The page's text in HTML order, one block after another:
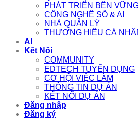
PHÁT TRIỂN BỀN
CÔNG NGHỆ SỐ & AI
NHÀ QUẢN LÝ
THƯƠNG HIỆU CÁ
AI
Kết Nối
COMMUNITY
EDTECH TUYỂN DỤNG
CƠ HỘI VIỆC LÀM
THÔNG TIN DỰ ÁN
KẾT NỐI DỰ ÁN
Đăng nhập
Đăng ký